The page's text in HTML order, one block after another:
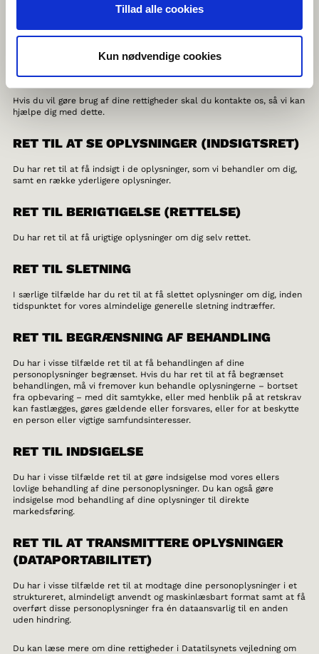
Tillad alle cookies
Kun nødvendige cookies
samt ved at gennemgå vores GDPR-procedurer med medarbejderne.
DE REGISTREREDES RETTIGHEDER
Du har efter databeskyttelsesforordningen en række rettigheder i
Hvis du vil gøre brug af dine rettigheder skal du kontakte os, så vi kan
hjælpe dig med dette.
RET TIL AT SE OPLYSNINGER (INDSIGTSRET)
Du har ret til at få indsigt i de oplysninger, som vi behandler om dig,
samt en række yderligere oplysninger.
RET TIL BERIGTIGELSE (RETTELSE)
Du har ret til at få urigtige oplysninger om dig selv rettet.
RET TIL SLETNING
I særlige tilfælde har du ret til at få slettet oplysninger om dig, inden
tidspunktet for vores almindelige generelle sletning indtræffer.
RET TIL BEGRÆNSNING AF BEHANDLING
Du har i visse tilfælde ret til at få behandlingen af dine
personoplysninger begrænset. Hvis du har ret til at få begrænset
behandlingen, må vi fremover kun behandle oplysningerne – bortset
fra opbevaring – med dit samtykke, eller med henblik på at retskrav
kan fastlægges, gøres gældende eller forsvares, eller for at beskytte
en person eller vigtige samfundsinteresser.
RET TIL INDSIGELSE
Du har i visse tilfælde ret til at gøre indsigelse mod vores ellers
lovlige behandling af dine personoplysninger. Du kan også gøre
indsigelse mod behandling af dine oplysninger til direkte
markedsføring.
RET TIL AT TRANSMITTERE OPLYSNINGER
(DATAPORTABILITET)
Du har i visse tilfælde ret til at modtage dine personoplysninger i et
struktureret, almindeligt anvendt og maskinlæsbart format samt at få
overført disse personoplysninger fra én dataansvarlig til en anden
uden hindring.
Du kan læse mere om dine rettigheder i Datatilsynets vejledning om